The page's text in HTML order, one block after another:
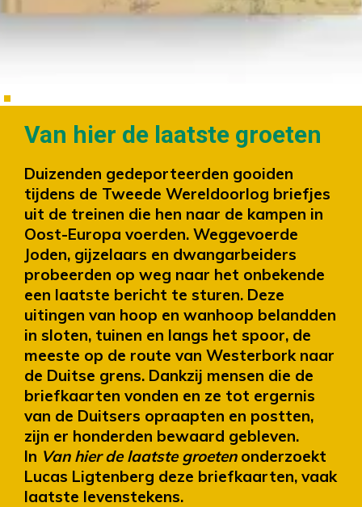
Van hier de laatste groeten
Duizenden gedeporteerden gooiden
tijdens de Tweede Wereldoorlog briefjes
uit de treinen die hen naar de kampen in
Oost-Europa voerden. Weggevoerde
Joden, gijzelaars en dwangarbeiders
probeerden op weg naar het onbekende
een laatste bericht te sturen. Deze
uitingen van hoop en wanhoop belandden
in sloten, tuinen en langs het spoor, de
meeste op de route van Westerbork naar
de Duitse grens. Dankzij mensen die de
briefkaarten vonden en ze tot ergernis
van de Duitsers opraapten en postten,
zijn er honderden bewaard gebleven.
In Van hier de laatste groetenonderzoekt
Lucas Ligtenberg deze briefkaarten, vaak
laatste levenstekens.